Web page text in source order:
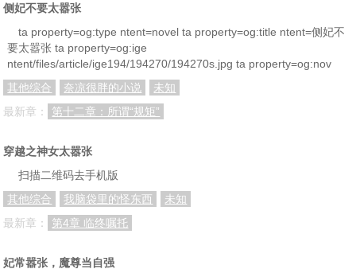
侧妃不要太嚣张
ta property=og:type ntent=novel ta property=og:title ntent=侧妃不
要太嚣张 ta property=og:ige
ntent/files/article/ige194/194270/194270s.jpg ta property=og:nov
其他综合
奈凉很胖的小说
未知
最新章：
第十二章：所谓“规矩”
穿越之神女太嚣张
扫描二维码去手机版
其他综合
我脑袋里的怪东西
未知
最新章：
第4章 临终嘱托
妃常嚣张，魔尊当自强